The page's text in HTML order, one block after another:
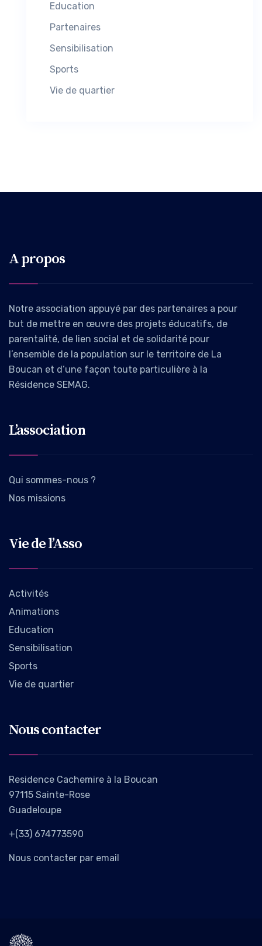
Education
Partenaires
Sensibilisation
Sports
Vie de quartier
A propos
Notre association appuyé par des partenaires a pour
but de mettre en œuvre des projets éducatifs, de
parentalité, de lien social et de solidarité pour
l’ensemble de la population sur le territoire de La
Boucan et d’une façon toute particulière à la
Résidence SEMAG.
L’association
Qui sommes-nous ?
Nos missions
Vie de l’Asso
Activités
Animations
Education
Sensibilisation
Sports
Vie de quartier
Nous contacter
Residence Cachemire à la Boucan
97115 Sainte-Rose
Guadeloupe
+(33) 674773590
Nous contacter par email